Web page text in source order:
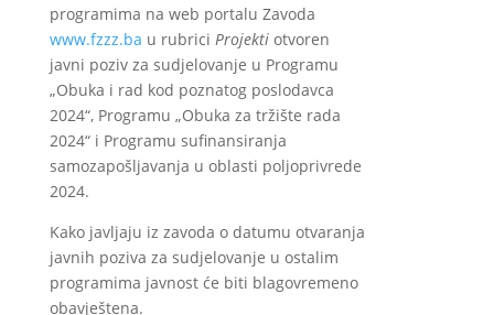
programima na web portalu Zavoda
www.fzzz.ba u rubrici Projektiotvoren
javni poziv za sudjelovanje u Programu
„Obuka i rad kod poznatog poslodavca
2024“, Programu „Obuka za tržište rada
2024“ i Programu sufinansiranja
samozapošljavanja u oblasti poljoprivrede
2024.
Kako javljaju iz zavoda o datumu otvaranja
javnih poziva za sudjelovanje u ostalim
programima javnost će biti blagovremeno
obavještena.